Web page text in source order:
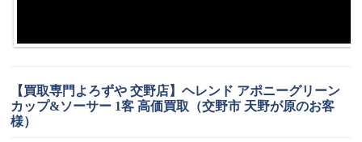
【買取専門よろずや 交野店】ヘレンド アポニーグリーン
カップ&ソーサー 1客 高価買取（交野市 天野が原のお客
様）